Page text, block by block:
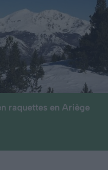
raquettes en Ariège